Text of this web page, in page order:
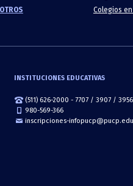
Colegios
INSTITUCIONES EDUCATIVAS
(511) 626-2000 - 7707 / 3907 / 3956
980-569-366
inscripciones-